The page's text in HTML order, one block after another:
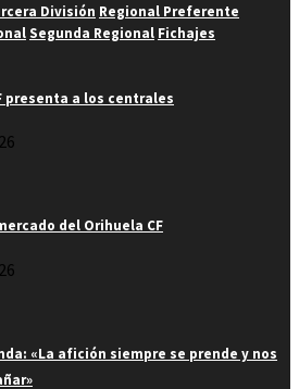
División Regional Preferente
Segunda Regional Fichajes
presenta a los centrales
del Orihuela CF
«La afición siempre se prende y nos